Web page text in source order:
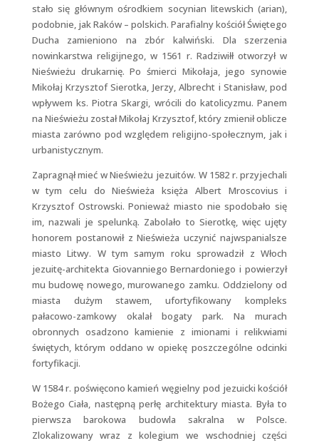
stało się głównym ośrodkiem socynian litewskich (arian),
podobnie, jak Raków – polskich. Parafialny kościół Świętego
Ducha zamieniono na zbór kalwiński. Dla szerzenia
nowinkarstwa religijnego, w 1561 r. Radziwiłł otworzył w
Nieświeżu drukarnię. Po śmierci Mikołaja, jego synowie
Mikołaj Krzysztof Sierotka, Jerzy, Albrecht i Stanisław, pod
wpływem ks. Piotra Skargi, wrócili do katolicyzmu. Panem
na Nieświeżu został Mikołaj Krzysztof, który zmienił oblicze
miasta zarówno pod względem religijno-społecznym, jak i
urbanistycznym.
Zapragnął mieć w Nieświeżu jezuitów. W 1582 r. przyjechali
w tym celu do Nieświeża księża Albert Mroscovius i
Krzysztof Ostrowski. Ponieważ miasto nie spodobało się
im, nazwali je spelunką. Zabolało to Sierotkę, więc ujęty
honorem postanowił z Nieświeża uczynić najwspanialsze
miasto Litwy. W tym samym roku sprowadził z Włoch
jezuitę-architekta Giovanniego Bernardoniego i powierzył
mu budowę nowego, murowanego zamku. Oddzielony od
miasta dużym stawem, ufortyfikowany kompleks
pałacowo-zamkowy okalał bogaty park. Na murach
obronnych osadzono kamienie z imionami i relikwiami
świętych, którym oddano w opiekę poszczególne odcinki
fortyfikacji.
W 1584 r. poświęcono kamień węgielny pod jezuicki kościół
Bożego Ciała, następną perłę architektury miasta. Była to
pierwsza barokowa budowla sakralna w Polsce.
Zlokalizowany wraz z kolegium we wschodniej części